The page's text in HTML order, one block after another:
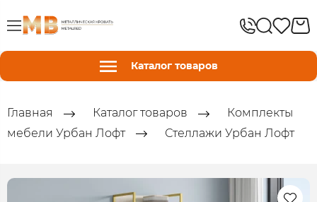
Каталог товаров
Главная Каталог товаров
Комплекты
мебели Урбан Лофт
Стеллажи Урбан Лофт